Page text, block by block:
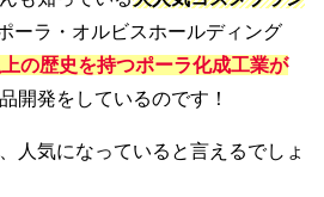
ーラ・オルビスホールディング
の歴史を持つポーラ化成工業が
開発をしているのです！
人気になっていると言えるでしょ